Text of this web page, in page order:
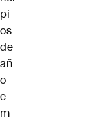
pi
os
de
añ
o
e
m